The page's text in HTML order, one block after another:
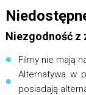
Niezgodność z
Filmy nie mają
Alternatywa w
posiadają